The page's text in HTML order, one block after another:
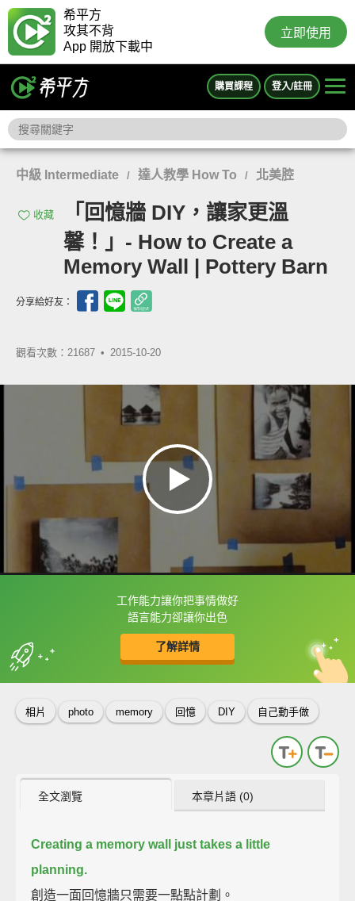
希平方
攻其不背
App 開放下載中
立即使用
購買課程 登入/註冊
中級 Intermediate / 達人教學 How To / 北美腔
收藏
「回憶牆 DIY，讓家更溫
馨！」- How to Create a
Memory Wall | Pottery Barn
分享給好友：
觀看次數：21687 • 2015-10-20
工作能力讓你把事情做好
語言能力卻讓你出色
了解詳情
框選或點兩下字幕可以直接查字典喔！
收錄佳句 中
英
相片 photo memory 回憶 DIY 自己動手做
全文瀏覽 本章片語 (0)
Creating a memory wall just takes a little
planning.
創造一面回憶牆只需要一點點計劃。